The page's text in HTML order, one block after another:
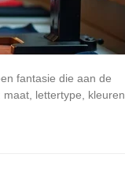
fantasie die aan de
lettertype, kleuren,